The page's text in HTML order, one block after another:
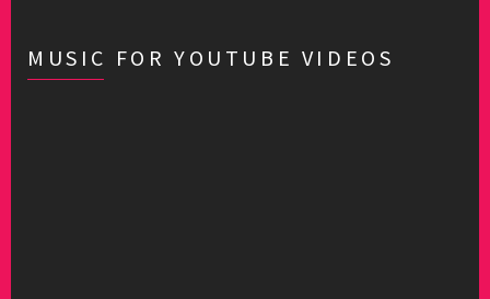
MUSIC FOR YOUTUBE VIDEOS